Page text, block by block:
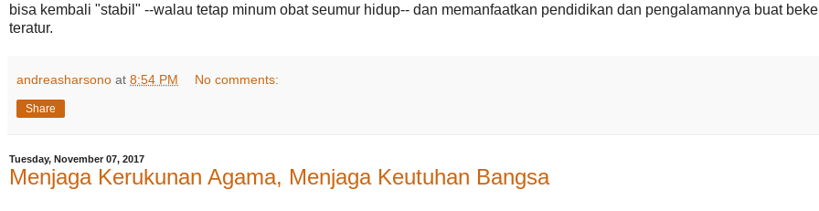
bisa kembali "stabil" --walau tetap minum obat seumur hidup-- dan memanfaatkan pendidikan dan pengalamannya buat
teratur.
andreasharsono at 8:54 PM No comments:
Share
Tuesday, November 07, 2017
Menjaga Kerukunan Agama, Menjaga Keutuhan Bangsa